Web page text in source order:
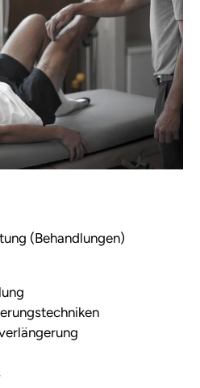
(Behandlungen)